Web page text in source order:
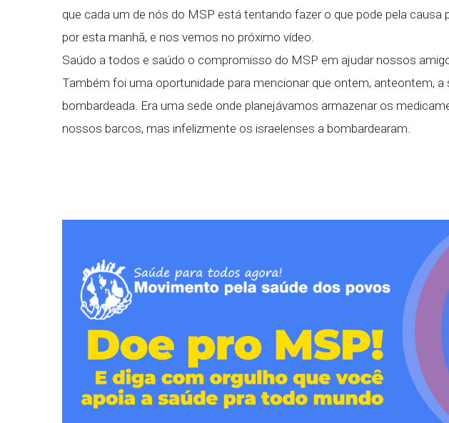
que cada um de nós do MSP está tentando fazer o que pode pela causa
por esta manhã, e nos vemos no próximo vídeo.
Saúdo a todos e saúdo o compromisso do MSP em ajudar nossos
Também foi uma oportunidade para mencionar que ontem, anteontem, a
bombardeada. Era uma sede onde planejávamos armazenar os
nossos barcos, mas infelizmente os israelenses a bombardearam.